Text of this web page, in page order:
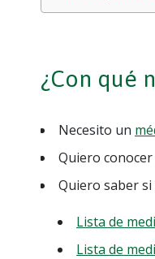
¿Con qué
Necesito un
Quiero conocer
Quiero saber
Lista de
Lista de